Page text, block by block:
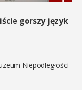
gorszy język
Niepodległości